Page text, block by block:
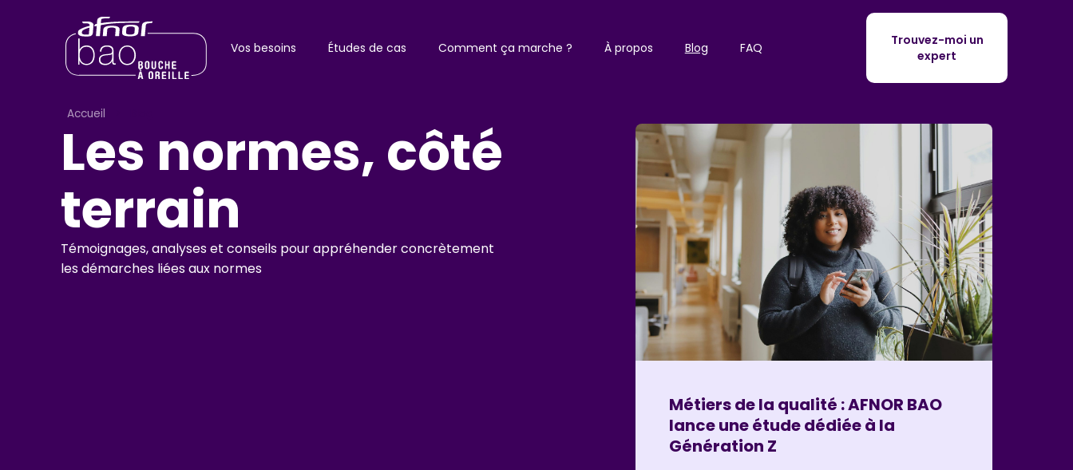
Vos besoins Études de cas Comment ça marche ? À propos Blog FAQ
Trouvez-moi un
expert
Accueil
Les normes, côté
terrain
Témoignages, analyses et conseils pour appréhender concrètement
les démarches liées aux normes
Métiers de la qualité : AFNOR BAO
lance une étude dédiée à la
Génération Z